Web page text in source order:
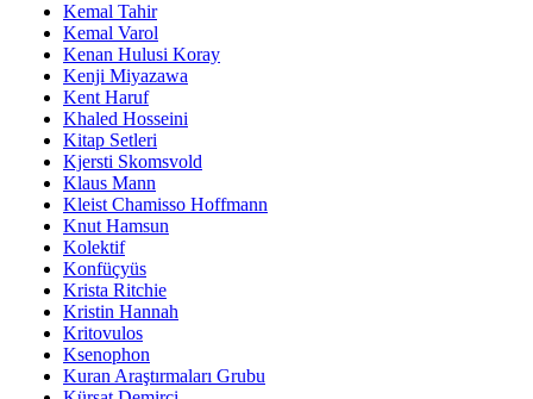
Kemal Tahir
Kemal Varol
Kenan Hulusi Koray
Kenji Miyazawa
Kent Haruf
Khaled Hosseini
Kitap Setleri
Kjersti Skomsvold
Klaus Mann
Kleist Chamisso Hoffmann
Knut Hamsun
Kolektif
Konfüçyüs
Krista Ritchie
Kristin Hannah
Kritovulos
Ksenophon
Kuran Araştırmaları Grubu